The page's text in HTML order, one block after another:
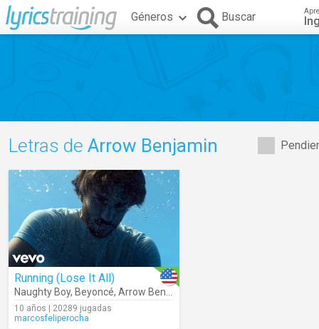
Géneros Buscar
Letras de Arrow Benjamin
Running (Lose It All)
Naughty Boy, Beyoncé, Arrow Benjamin
10 años | 20289 jugadas
marcosfeliperocha